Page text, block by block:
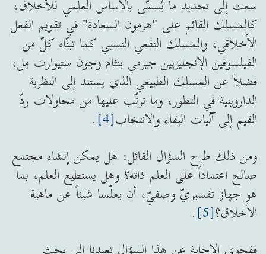
سعت إلى تحديد ما يُسمّى بالأساس العلمي للأخلاق،
كالمسلك القائم على "هرمون السعادة" في تقويم الفعل
الأخلاقي، والمسلك النفعي النسبي كما تبنّاه كلّ من
الفيلسوفين الإنجليزيين جيرمي بنثام وجون ستيوارت مِل،
فضلاً عن المسلك الطبيعي الذي يستند إلى النظرية
الداروينية في التطور، وما ترتّب عليها من محاولات ردّ
القيم إلى آليات البقاء والانتخاب[4]
.
ومن ذلك طرح السؤال القائل: هل يمكن إنشاء مجتمع
صالح اعتماداً على العلم ذاته؟ وهل يستطيع العلم، بما
هو جهاز تفسيريّ وصفيّ، أن يعلّمنا شيئاً عن ماهية
الأخلاق؟[5]
.